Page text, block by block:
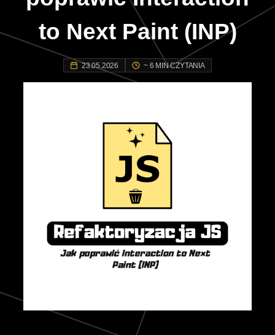
to Next Paint (INP)
23.05.2026 ~ 6 MIN CZYTANIA